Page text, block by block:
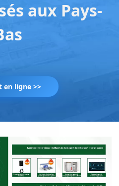
aux Pays-
en ligne >>